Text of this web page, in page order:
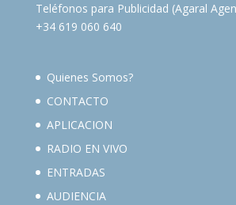
Teléfonos para Publicidad (Agaral
+34 619 060 640
Quienes Somos?
CONTACTO
APLICACION
RADIO EN VIVO
ENTRADAS
AUDIENCIA